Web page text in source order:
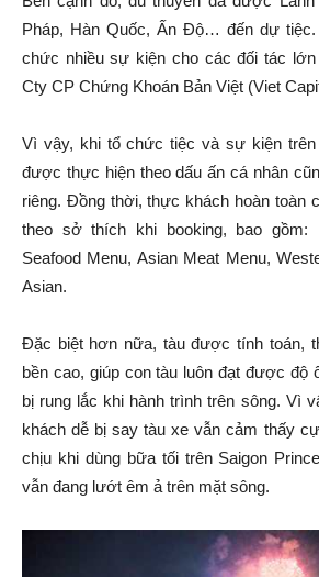
Pháp, Hàn Quốc, Ấn Độ… đến dự
chức nhiều sự kiện cho các đối tác lớn
Cty CP Chứng Khoán Bản Việt (Viet
Vì vậy, khi tổ chức tiệc và sự kiện trên
được thực hiện theo dấu ấn cá nhân
riêng. Đồng thời, thực khách hoàn toàn
theo sở thích khi booking, bao gồm:
Seafood Menu, Asian Meat Menu,
Asian.
Đặc biệt hơn nữa, tàu được tính toán,
bền cao, giúp con tàu luôn đạt được độ
bị rung lắc khi hành trình trên sông. Vì
khách dễ bị say tàu xe vẫn cảm thấy
chịu khi dùng bữa tối trên Saigon
vẫn đang lướt êm ả trên mặt sông.